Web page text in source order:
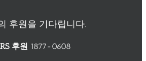
후원을 기다립니다.
후원 1877-0608